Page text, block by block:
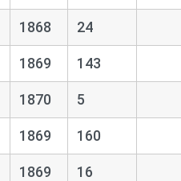
1868 24
1869 143
1870 5
1869 160
1869 16